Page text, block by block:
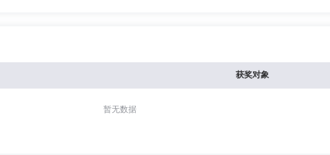
获奖对象
暂无数据